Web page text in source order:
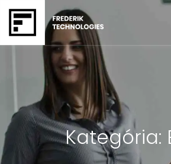
Kategória: